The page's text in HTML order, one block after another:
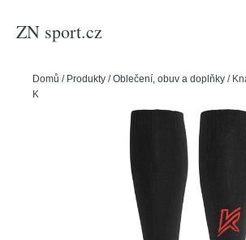
ZN sport.cz
Domů / Produkty /Oblečení, obuv a doplňky /
Knapper, 7.0-9.0